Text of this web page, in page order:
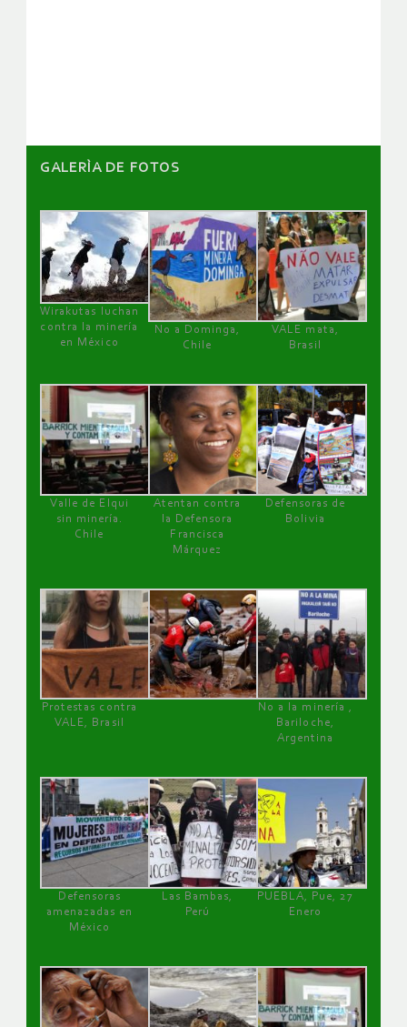
GALERÌA DE FOTOS
Wirakutas luchan
contra la minería
en México
No a Dominga,
Chile
VALE mata,
Brasil
Valle de Elqui
sin minería.
Chile
Atentan contra
la Defensora
Francisca
Márquez
Defensoras de
Bolivia
Protestas contra
VALE, Brasil
No a la minería ,
Bariloche,
Argentina
Defensoras
amenazadas en
México
Las Bambas,
Perú
PUEBLA, Pue, 27
Enero